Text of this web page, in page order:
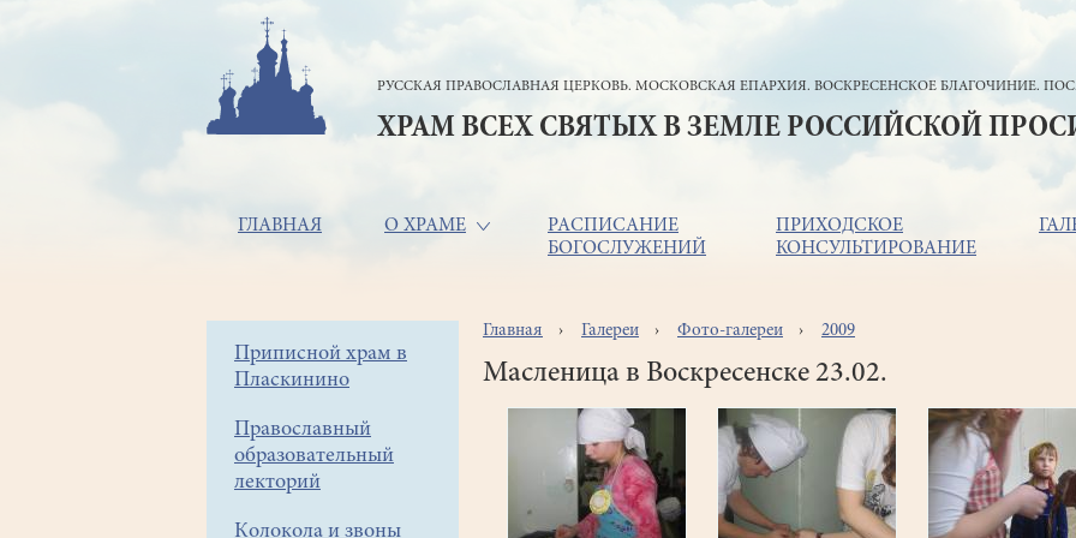
РУССКАЯ ПРАВОСЛАВНАЯ ЦЕРКОВЬ. МОСКОВСКАЯ ЕПАРХИЯ. ВОСКРЕСЕНСКОЕ БЛАГОЧИНИЕ.
ХРАМ ВСЕХ СВЯТЫХ В ЗЕМЛЕ РОССИЙСКОЙ
Основная
ГЛАВНАЯ О ХРАМЕ
РАСПИСАНИЕ
БОГОСЛУЖЕНИЙ
ПРИХОДСКОЕ
КОНСУЛЬТИРОВАНИЕ
Боковое
меню
Приписной храм в
Пласкинино
Православный
образовательный
лекторий
Колокола и звоны
Строка
навигации
Главная Галереи Фото-галереи 2009
Масленица в Воскресенске 23.02.